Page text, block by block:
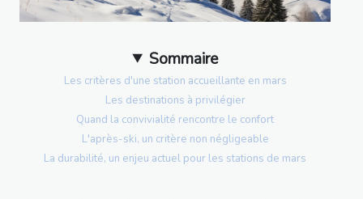
Sommaire
Les critères d'une station accueillante en mars
Les destinations à privilégier
Quand la convivialité rencontre le confort
L'après-ski, un critère non négligeable
La durabilité, un enjeu actuel pour les stations de mars